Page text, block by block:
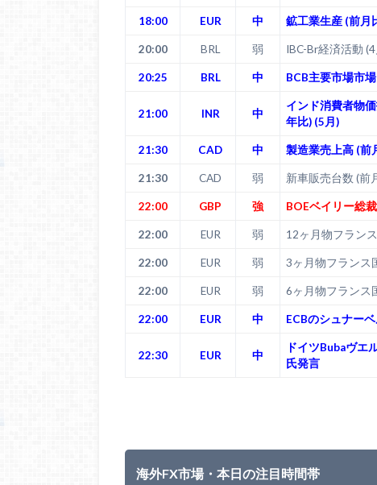
18:00 EUR 中 鉱工業生産 (前月
20:00 BRL 弱 IBC-Br経済活動 (4
20:25 BRL 中 BCB主要市場市
21:00 INR 中
インド消費者物
年比) (5月)
21:30 CAD 中 製造業売上高 (前
21:30 CAD 弱 新車販売台数 (前
22:00 GBP 強 BOEベイリー総
22:00 EUR 弱 12ヶ月物フラン
22:00 EUR 弱 3ヶ月物フランス
22:00 EUR 弱 6ヶ月物フランス
22:00 EUR 中 ECBのシュナー
22:30 EUR 中
ドイツBubaヴエ
氏発言
海外FX市場・本日の注目時間帯